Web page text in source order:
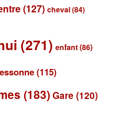
(127) cheval(84)
(271) enfant(86)
essonne(115)
(183)Gare (120)